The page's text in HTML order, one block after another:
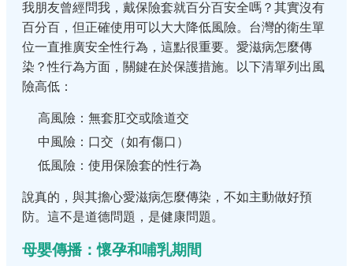
我朋友曾經問我，戴保險套就百分百安全嗎？其實沒有
百分百，但正確使用可以大大降低風險。台灣的衛生單
位一直推廣安全性行為，這點很重要。愛滋病怎麼傳
染？性行為方面，關鍵在於保護措施。以下清單列出風
險高低：
高風險：無套肛交或陰道交
中風險：口交（如有傷口）
低風險：使用保險套的性行為
說真的，與其擔心愛滋病怎麼傳染，不如主動做好預
防。這不是道德問題，是健康問題。
母嬰傳播：懷孕和哺乳期間